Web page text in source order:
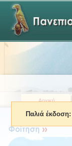
Παλιά έκδοση:
Αρχική